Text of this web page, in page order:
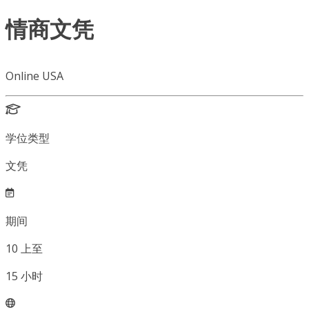
情商文凭
Online USA
学位类型
文凭
期间
10 上至
15 小时